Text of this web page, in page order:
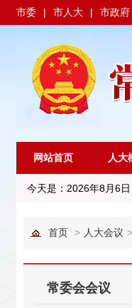
市委 | 市人大 | 市政府
网站首页 人大
今天是： 2026年8月6
首页 > 人大会议 >
常委会会议